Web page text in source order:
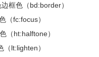
框色（bd:border）
（fc:focus）
（ht:halftone）
lt:lighten）